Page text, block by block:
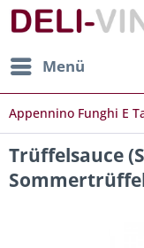
Menü
Appennino Funghi E
Trüffelsauce